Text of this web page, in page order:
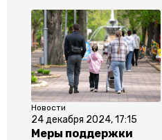
Новости
24 декабря 2024, 17:15
Меры поддержки